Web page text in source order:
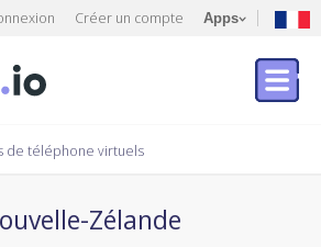
Créer un compte Apps
de téléphone virtuels
Zélande